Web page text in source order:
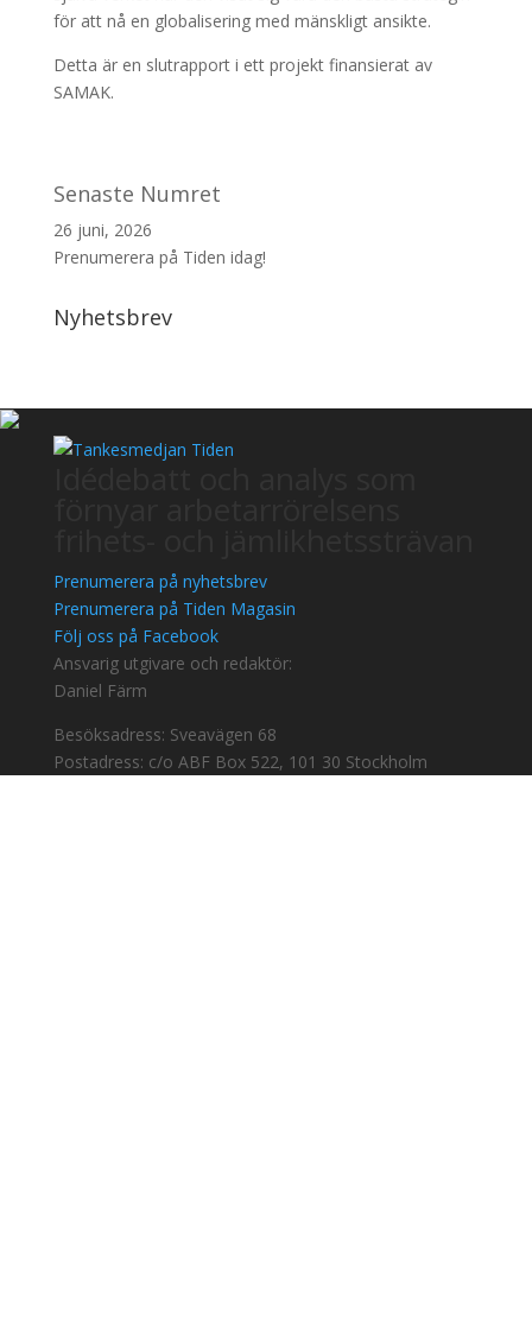
för att nå en globalisering med mänskligt ansikte.
Detta är en slutrapport i ett projekt finansierat av
SAMAK.
Senaste Numret
26 juni, 2026
Prenumerera på Tiden idag!
Nyhetsbrev
Prenumerera på nyhetsbrev
Prenumerera på Tiden Magasin
Följ oss på Facebook
Ansvarig utgivare och redaktör:
Daniel Färm
Besöksadress: Sveavägen 68
Postadress: c/o ABF Box 522, 101 30 Stockholm